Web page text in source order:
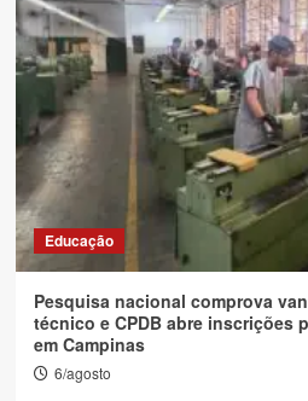
Educação
Pesquisa nacional comprova
técnico e CPDB abre inscrições
em Campinas
6/agosto